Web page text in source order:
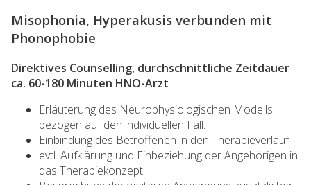
Misophonia, Hyperakusis verbunden mit
Phonophobie
Direktives Counselling, durchschnittliche Zeitdauer
ca. 60-180 Minuten HNO-Arzt
Erläuterung des Neurophysiologischen Modells
bezogen auf den individuellen Fall.
Einbindung des Betroffenen in den Therapieverlauf
evtl. Aufklärung und Einbeziehung der Angehörigen in
das Therapiekonzept